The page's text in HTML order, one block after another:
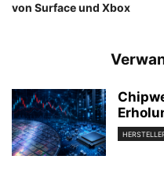
von Surface und Xbox